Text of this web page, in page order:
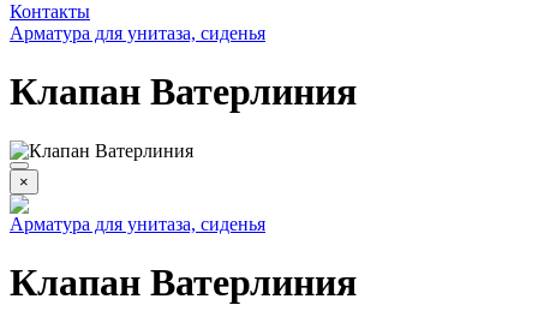
Контакты
Арматура для унитаза, сиденья
Клапан Ватерлиния
×
Арматура для унитаза, сиденья
Клапан Ватерлиния